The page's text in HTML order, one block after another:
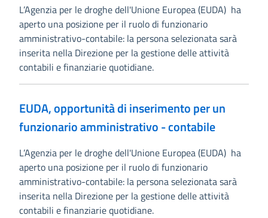
L’Agenzia per le droghe dell'Unione Europea (EUDA) ha
aperto una posizione per il ruolo di funzionario
amministrativo-contabile: la persona selezionata sarà
inserita nella Direzione per la gestione delle attività
contabili e finanziarie quotidiane.
EUDA, opportunità di inserimento per un
funzionario amministrativo - contabile
L’Agenzia per le droghe dell'Unione Europea (EUDA) ha
aperto una posizione per il ruolo di funzionario
amministrativo-contabile: la persona selezionata sarà
inserita nella Direzione per la gestione delle attività
contabili e finanziarie quotidiane.